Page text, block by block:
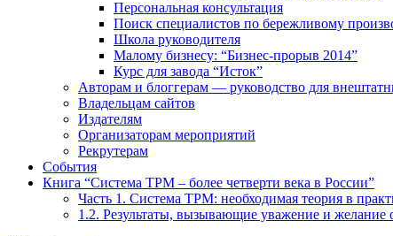
Персональная консультация
Поиск специалистов по бережливому
Школа руководителя
Малому бизнесу: “Бизнес-прорыв 2014”
Курс для завода “Исток”
Авторам и блоггерам — руководство для
Владельцам сайтов
Издателям
Организаторам мероприятий
Рекрутерам
События
Книга “Система TPM – более четверти века в России”
Часть 1. Система ТРМ: необходимая теория в
1.2. Результаты, вызывающие уважение и желание